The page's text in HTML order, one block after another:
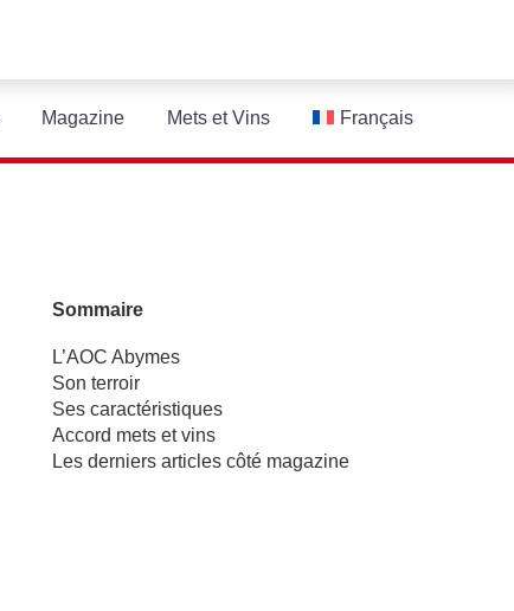
Magazine Mets et Vins Français
Sommaire
L’AOC Abymes
Son terroir
Ses caractéristiques
Accord mets et vins
Les derniers articles côté magazine